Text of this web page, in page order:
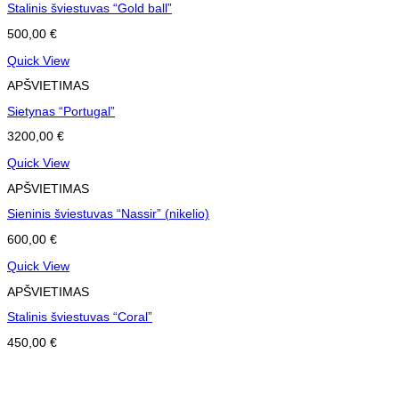
Stalinis šviestuvas “Gold ball”
500,00 €
Quick View
APŠVIETIMAS
Sietynas “Portugal”
3200,00 €
Quick View
APŠVIETIMAS
Sieninis šviestuvas “Nassir” (nikelio)
600,00 €
Quick View
APŠVIETIMAS
Stalinis šviestuvas “Coral”
450,00 €